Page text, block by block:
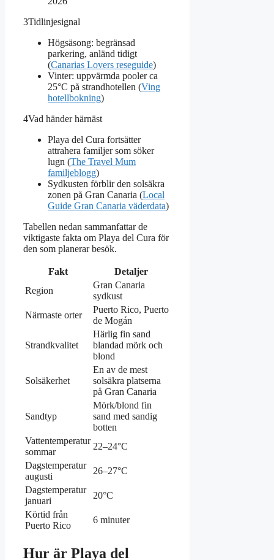
3Tidlinjesignal
Högsäsong: begränsad
parkering, anländ tidigt
(Canarias Lovers reseguide)
Vinter: uppvärmda pooler ca
25°C på strandhotellen (Ving
hotellbokning)
4Vad händer härnäst
Playa del Cura fortsätter
attrahera familjer som söker
lugn (The Travel Mum
familjeblogg)
Sydkusten förblir den solsäkra
zonen på Gran Canaria (Local
Guide Gran Canaria väderdata)
Tabellen nedan sammanfattar de
viktigaste fakta om Playa del Cura för
den som planerar besök.
Fakt
Detaljer
Region
Gran Canaria
sydkust
Närmaste orter
Puerto Rico, Puerto
de Mogán
Strandkvalitet
Härlig fin sand
blandad mörk och
blond
Solsäkerhet
En av de mest
solsäkra platserna
på Gran Canaria
Sandtyp
Mörk/blond fin
sand med sandig
botten
Vattentemperatur
sommar
22–24°C
Dagstemperatur
augusti
26–27°C
Dagstemperatur
januari
20°C
Körtid från
Puerto Rico
6 minuter
Hur är Playa del